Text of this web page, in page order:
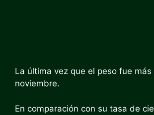
La última vez que el peso fue
noviembre.
En comparación con su tasa de